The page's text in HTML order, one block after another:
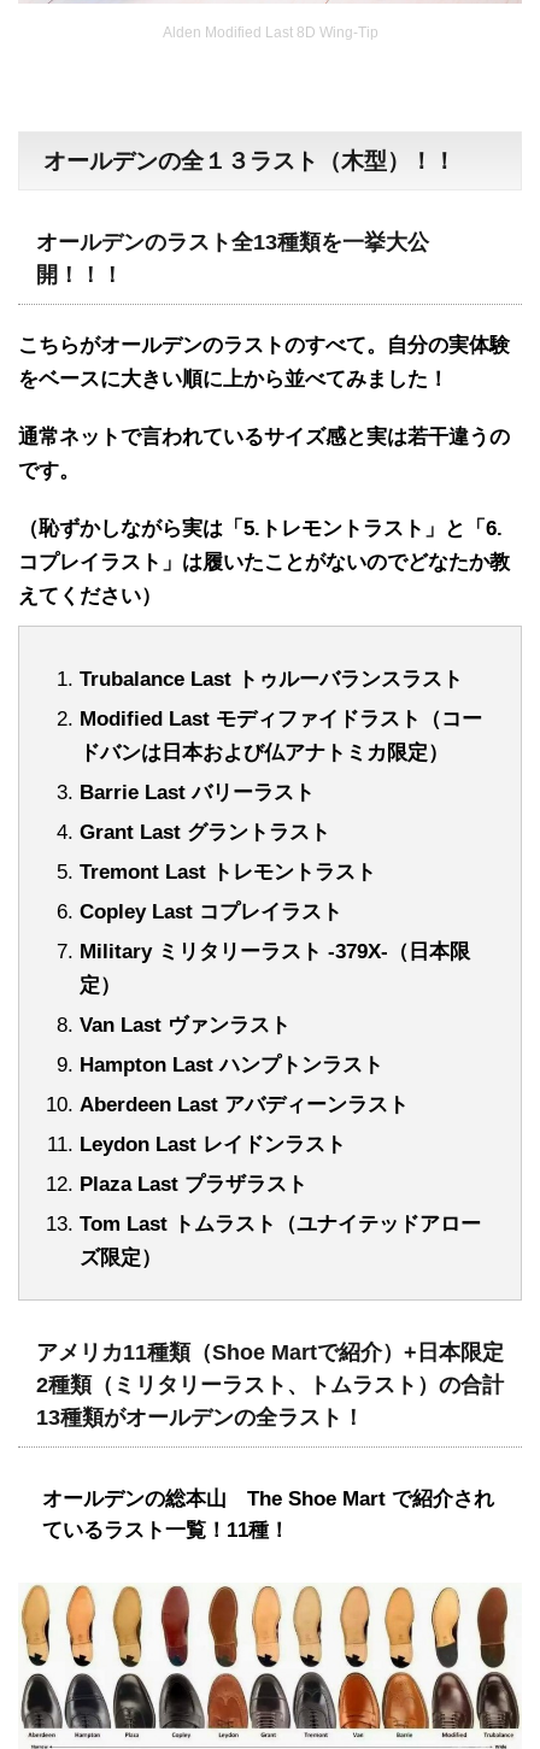
Alden Modified Last 8D Wing-Tip
オールデンの全１３ラスト（木型）！！
オールデンのラスト全13種類を一挙大公
開！！！
こちらがオールデンのラストのすべて。自分の実体験
をベースに大きい順に上から並べてみました！
通常ネットで言われているサイズ感と実は若干違うの
です。
（恥ずかしながら実は「5. トレモントラスト」
と「6.
コプレイラスト」 は履いたことがないのでどなたか教
えてください）
Trubalance Last トゥルーバランスラスト
Modified Last モディファイドラスト（コー
ドバンは日本および仏アナトミカ限定）
Barrie Last バリーラスト
Grant Last グラントラスト
Tremont Last トレモントラスト
Copley Last コプレイラスト
Military ミリタリーラスト -379X-（日本限
定）
Van Last ヴァンラスト
Hampton Last ハンプトンラスト
Aberdeen Last アバディーンラスト
Leydon Last レイドンラスト
Plaza Last プラザラスト
Tom Last トムラスト（ユナイテッドアロー
ズ限定）
アメリカ11種類（Shoe Martで紹介）+日本限定
2種類（ミリタリーラスト、トムラスト）の合計
13種類がオールデンの全ラスト！
オールデンの総本山 The Shoe Mart で紹介され
ているラスト一覧！11種！